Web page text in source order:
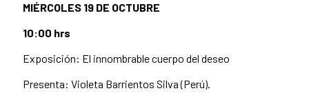
MIÉRCOLES 19 DE OCTUBRE
10:00 hrs
Exposición: El innombrable cuerpo del deseo
Presenta: Violeta Barrientos Silva (Perú).